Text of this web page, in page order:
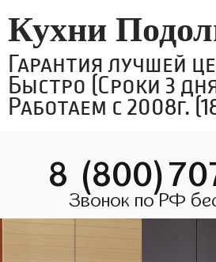
Кухни
Гарантия лучшей
Быстро (Сроки 3
Работаем с 2008г.
8
Звонок по РФ